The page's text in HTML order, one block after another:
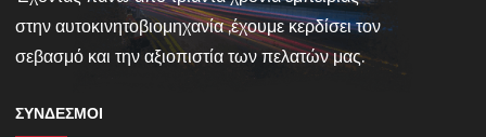
στην αυτοκινητοβιομηχανία ,έχουμε κερδίσει τον
σεβασμό και την αξιοπιστία των πελατών μας.
ΣΎΝΔΕΣΜΟΙ